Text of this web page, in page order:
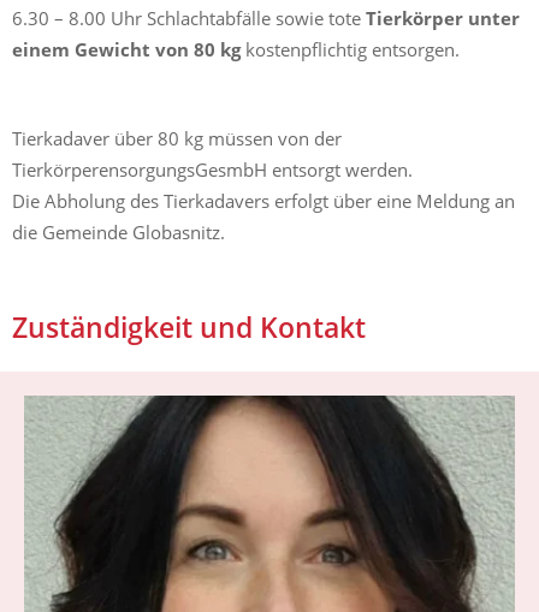
6.30 – 8.00 Uhr Schlachtabfälle sowie tote Tierkörper unter
einem Gewicht von 80 kgkostenpflichtig entsorgen.
Tierkadaver über 80 kg müssen von der
TierkörperensorgungsGesmbH entsorgt werden.
Die Abholung des Tierkadavers erfolgt über eine Meldung an
die Gemeinde Globasnitz.
Zuständigkeit und Kontakt